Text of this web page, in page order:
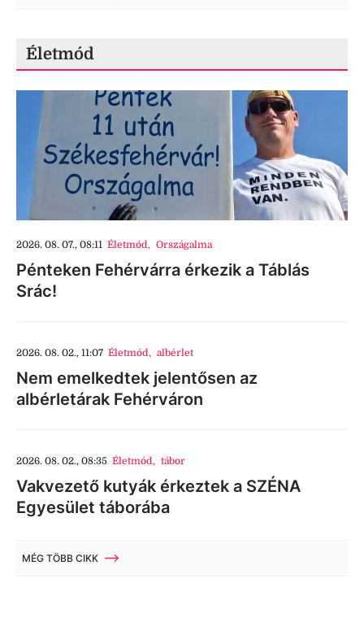
Életmód
2026. 08. 07., 08:11 Életmód, Országalma
Pénteken Fehérvárra érkezik a Táblás
Srác!
2026. 08. 02., 11:07 Életmód, albérlet
Nem emelkedtek jelentősen az
albérletárak Fehérváron
2026. 08. 02., 08:35 Életmód, tábor
Vakvezető kutyák érkeztek a SZÉNA
Egyesület táborába
MÉG TÖBB CIKK